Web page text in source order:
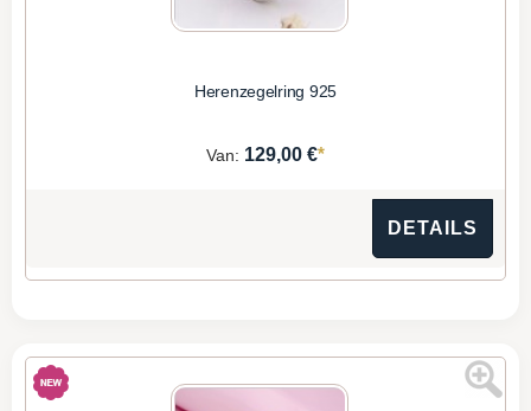
Herenzegelring 925
Van: 129,00 €*
DETAILS